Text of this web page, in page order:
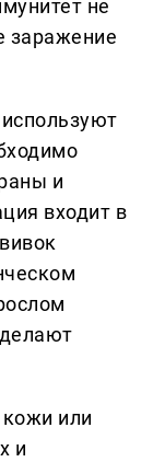
не
заражение
и
входит в
или
и